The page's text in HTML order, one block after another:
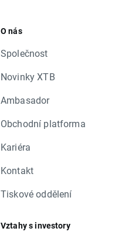
O nás
Společnost
Novinky XTB
Ambasador
Obchodní platforma
Kariéra
Kontakt
Tiskové oddělení
Vztahy s investory